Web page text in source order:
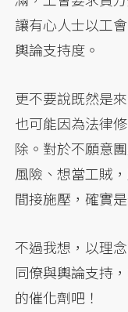
讓有心人士以工
輿論支持度。
更不要說既然是
也可能因為法律
除。對於不願意
風險、想當工賊
間接施壓，確實
不過我想，以理
同僚與輿論支持
的催化劑吧！